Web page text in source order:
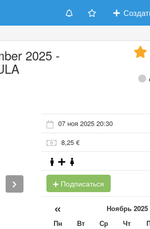
2025 -
07 ноя 2025 20:30
8,25 €
Подписаться
« Ноябрь 2025
Пн Вт Ср Чт